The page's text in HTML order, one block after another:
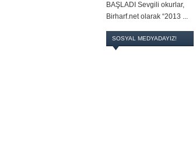
BAŞLADI Sevgili okurlar,
Birharf.net olarak “2013 ...
SOSYAL MEDYADAYIZ!